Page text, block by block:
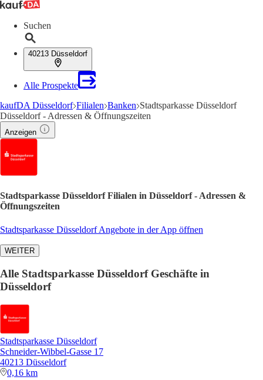
Suchen
40213 Düsseldorf
Alle Prospekte
kaufDA Düsseldorf Filialen Banken Stadtsparkasse Düsseldorf
Düsseldorf - Adressen & Öffnungszeiten
Anzeigen
Stadtsparkasse Düsseldorf Filialen in Düsseldorf - Adressen &
Öffnungszeiten
Stadtsparkasse Düsseldorf Angebote in der App öffnen
WEITER
Alle Stadtsparkasse Düsseldorf Geschäfte in
Düsseldorf
Stadtsparkasse Düsseldorf
Schneider-Wibbel-Gasse 17
40213 Düsseldorf
0,16 km